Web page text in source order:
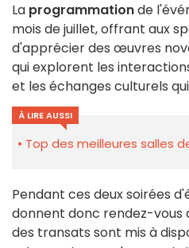
La programmationde
mois de juillet, offrant aux
d'apprécier des œuvres
qui explorent les
et les échanges culturels
À LIRE AUSSI
Top des meilleures salles
Pendant ces deux soirées
donnent donc rendez-vous
des transats sont mis à